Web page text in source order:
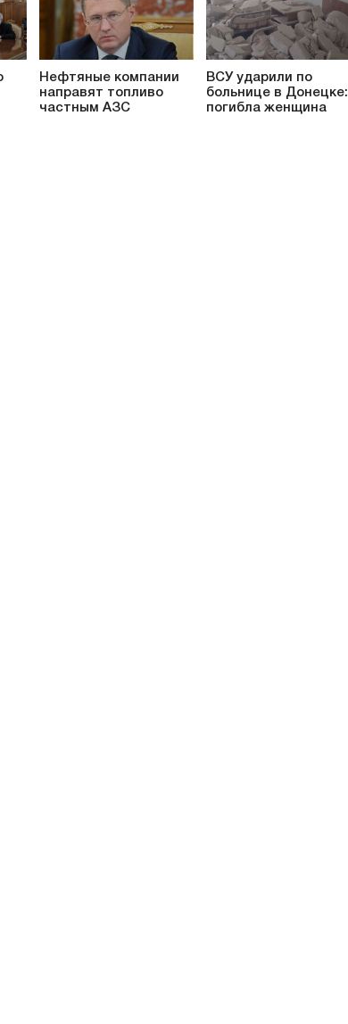
Нефтяные компании
направят топливо
частным АЗС
ВСУ ударили по
больнице в Донецке:
погибла женщина